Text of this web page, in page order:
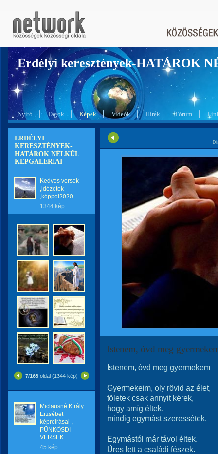
Erdélyi keresztények-HATÁROK
Nyitó Tagok Képek Videók Hírek Fórum
ERDÉLYI
KERESZTÉNYEK-
HATÁROK NÉLKÜL
KÉPGALÉRIÁI
Kedves versek
,idézetek
,képpel2020
1344 kép
7/168 oldal (1344 kép)
Miclausné Király
Erzsébet
képreirásai ,
PÜNKÖSDI
VERSEK
45 kép
Istenem, óvd meg
Istenem, óvd meg gyermekem
Gyermekeim, oly rövid az élet,
tőletek csak annyit kérek,
hogy amíg éltek,
mindig egymást szeressétek.
Egymástól már távol éltek.
Üres lett a családi fészek.